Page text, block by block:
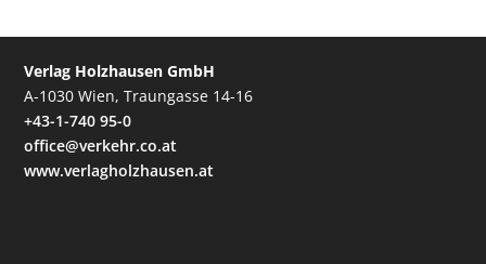
Verlag Holzhausen GmbH
A-1030 Wien, Traungasse 14-16
+43-1-740 95-0
office@verkehr.co.at
www.verlagholzhausen.at